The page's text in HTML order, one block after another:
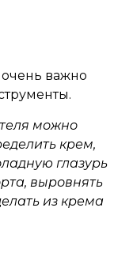
очень важно
можно
крем,
глазурь
выровнять
из крема